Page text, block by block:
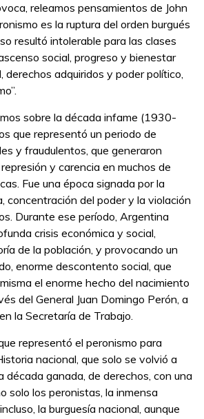
releamos pensamientos de John
es la ruptura del orden burgués
resultó intolerable para las clases
social, progreso y bienestar
derechos adquiridos y poder político,
sobre la década infame (1930-
que representó un periodo de
y fraudulentos, que generaron
y carencia en muchos de
Fue una época signada por la
concentración del poder y la violación
Durante ese período, Argentina
crisis económica y social,
de la población, y provocando un
enorme descontento social, que
el enorme hecho del nacimiento
del General Juan Domingo Perón, a
la Secretaría de Trabajo.
representó el peronismo para
nacional, que solo se volvió a
década ganada, de derechos, con una
solo los peronistas, la inmensa
la burguesía nacional, aunque